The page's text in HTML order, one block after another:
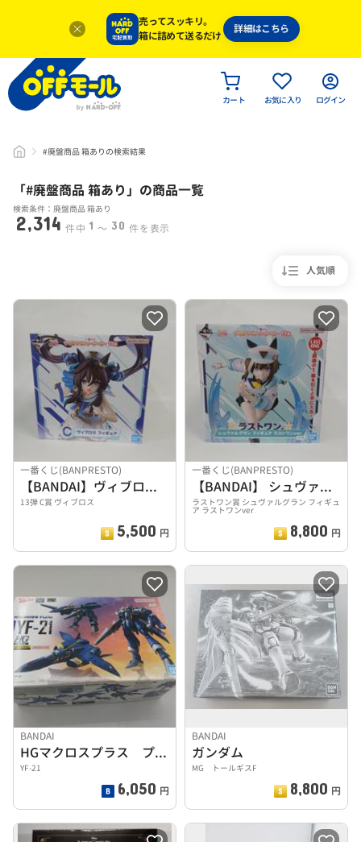
売ってスッキリ。
箱に詰めて送るだけ
詳細はこちら
カート お気に入り ログイン
#廃盤商品 箱ありの検索結果
「#廃盤商品 箱あり」 の商品一覧
検索条件：廃盤商品 箱あり
2,314 件中 1 〜 30 件を表示
人気順
一番くじ(BANPRESTO)
【BANDAI】ヴィブロス フィギュア
13弾 C賞 ヴィブロス
5,500 円
一番くじ(BANPRESTO)
【BANDAI】 シュヴァルグラン フィギュア
ラストワン賞 シュヴァルグラン フィギュ
ア ラストワンver
8,800 円
BANDAI
HGマクロスプラス プラモデル
YF-21
6,050 円
BANDAI
ガンダム
MG トールギスF
8,800 円